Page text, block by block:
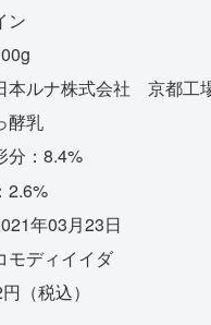
ン
本ルナ株式会社 京都工
酵乳
分：8.4%
2.6%
年03月23日
モディイイダ
（税込）